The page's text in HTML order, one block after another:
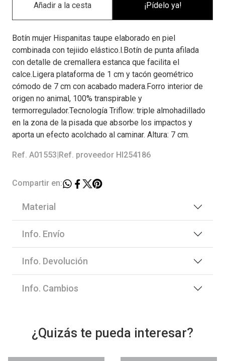
¡Pídelo ya!
Botín mujer Hispanitas taupe elaborado en piel
combinada con tejiido elástico.l.Botín de punta afilada
con detalle de cremallera estanca que facilita el
calce.Ligera plataforma de 1 cm y tacón geométrico
cómodo de 7 cm con acabado madera.Forro interior de
origen no animal, 100% transpirable y
termorregulador.Tecnología Triflow: triple almohadillado
en la zona de la pisada que absorbe los impactos y
aporta un efecto acolchado al caminar. Altura: 7 cm.
Ref. A01553 Ref. proveedor HI254186
Compartir en:
Material
Info. Envío
Info. Devolución
Info. Cambios
¿Quizás te pueda interesar?